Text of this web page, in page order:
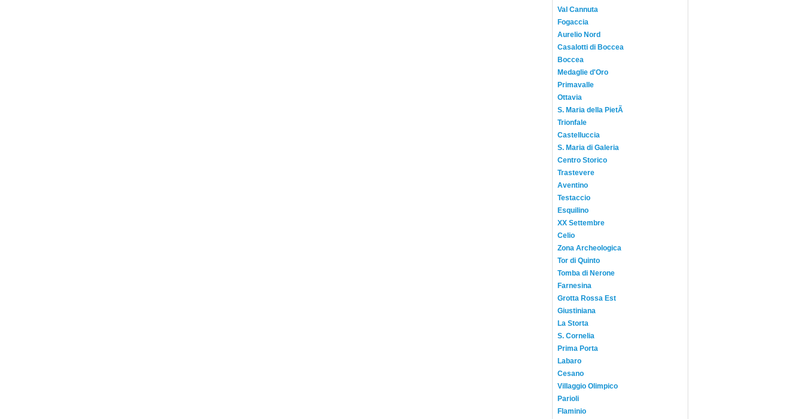
Val Cannuta
Fogaccia
Aurelio Nord
Casalotti di Boccea
Boccea
Medaglie d'Oro
Primavalle
Ottavia
S. Maria della PietÃ
Trionfale
Castelluccia
S. Maria di Galeria
Centro Storico
Trastevere
Aventino
Testaccio
Esquilino
XX Settembre
Celio
Zona Archeologica
Tor di Quinto
Tomba di Nerone
Farnesina
Grotta Rossa Est
Giustiniana
La Storta
S. Cornelia
Prima Porta
Labaro
Cesano
Villaggio Olimpico
Parioli
Flaminio